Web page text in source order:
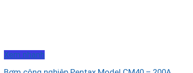
Xem nhanh